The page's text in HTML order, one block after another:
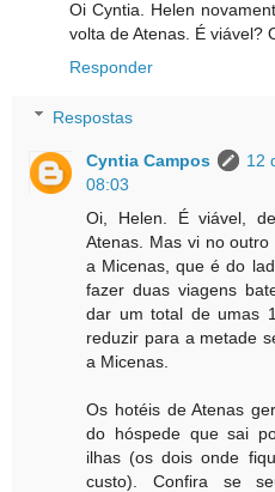
Oi Cyntia. Helen
volta de Atenas. É viável?
Responder
Respostas
Cyntia Campos
12
08:03
Oi, Helen. É viável,
Atenas. Mas vi no
a Micenas, que é do
fazer duas viagens
dar um total de umas
reduzir para a metade
a Micenas.
Os hotéis de Atenas
do hóspede que sai
ilhas (os dois onde
custo). Confira se